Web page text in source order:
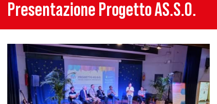
Presentazione Progetto AS.S.O.